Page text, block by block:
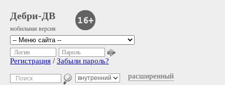
Дебри-ДВ
мобильная версия
расширенный
Логин Пароль
Регистрация / Забыли пароль?